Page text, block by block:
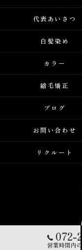
072-
営業時間内
代表あいさつ
白髪染め
カラー
縮毛矯正
ブログ
お問い合わせ
リクルート